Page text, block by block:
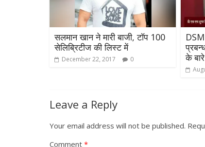
सलमान खान ने मारी बाजी, टॉप 100
सेलिब्रिटीज की लिस्ट में
December 22, 2017 0
के
Leave a Reply
Your email address will not be published.
Comment *